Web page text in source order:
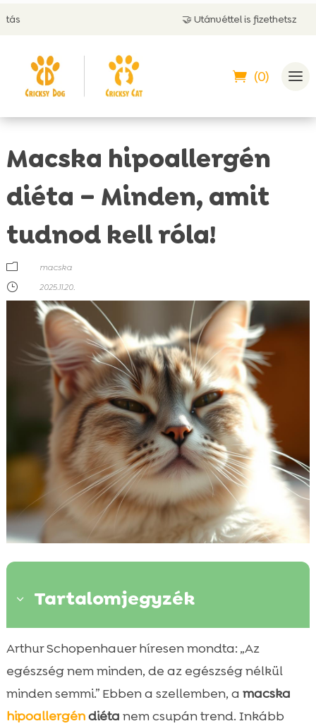
🤝 Utánvéttel is fizethetsz
(0)
Macska hipoallergén
diéta – Minden, amit
tudnod kell róla!
m
macska
}
2025.11.20.
3 Tartalomjegyzék
 Mi az ételallergia macskáknál és hogyan
ismerjük fel?
 Allergének, amelyek gyakran kiváltják a
tüneteket
Arthur Schopenhauer híresen mondta: „Az
egészség nem minden, de az egészség nélkül
minden semmi.” Ebben a szellemben, a macska
hipoallergéndiéta nem csupán trend. Inkább